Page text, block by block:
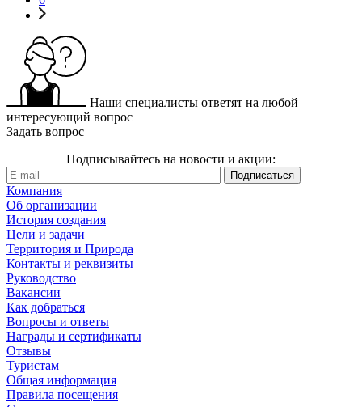
Наши специалисты ответят на любой
интересующий вопрос
Задать вопрос
Подписывайтесь на новости и акции:
Компания
Об организации
История создания
Цели и задачи
Территория и Природа
Контакты и реквизиты
Руководство
Вакансии
Как добраться
Вопросы и ответы
Награды и сертификаты
Отзывы
Туристам
Общая информация
Правила посещения